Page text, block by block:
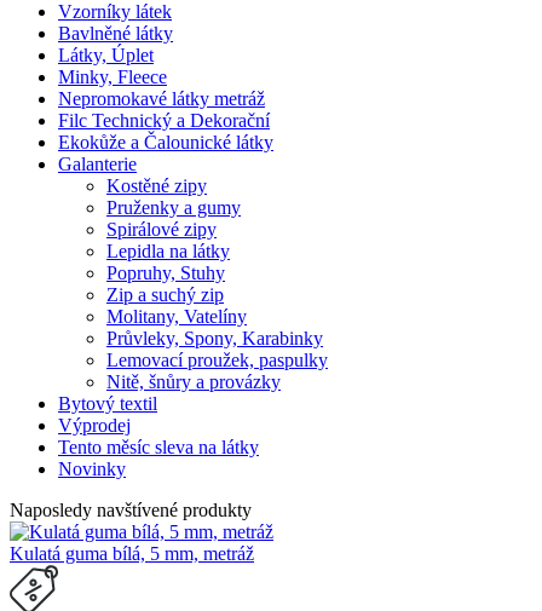
Vzorníky látek
Bavlněné látky
Látky, Úplet
Minky, Fleece
Nepromokavé látky metráž
Filc Technický a Dekorační
Ekokůže a Čalounické látky
Galanterie
Kostěné zipy
Pruženky a gumy
Spirálové zipy
Lepidla na látky
Popruhy, Stuhy
Zip a suchý zip
Molitany, Vatelíny
Průvleky, Spony, Karabinky
Lemovací proužek, paspulky
Nitě, šnůry a provázky
Bytový textil
Výprodej
Tento měsíc sleva na látky
Novinky
Naposledy navštívené produkty
Kulatá guma bílá, 5 mm, metráž